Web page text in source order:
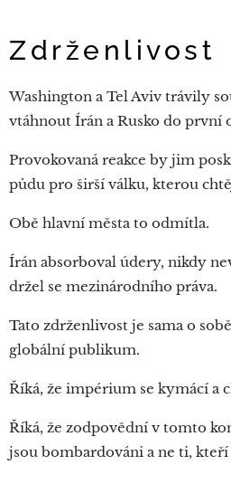
Zdrženlivost
Washington a Tel Aviv trávily
vtáhnout Írán a Rusko do první
Provokovaná reakce by jim
půdu pro širší válku, kterou
Obě hlavní města to odmítla.
Írán absorboval údery, nikdy
držel se mezinárodního práva.
Tato zdrženlivost je sama o
globální publikum.
Říká, že impérium se kymácí a
Říká, že zodpovědní v tomto
jsou bombardováni a ne ti,